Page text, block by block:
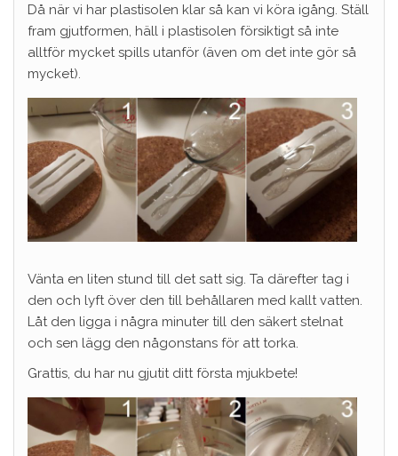
Då när vi har plastisolen klar så kan vi köra igång. Ställ
fram gjutformen, häll i plastisolen försiktigt så inte
alltför mycket spills utanför (även om det inte gör så
mycket).
Vänta en liten stund till det satt sig. Ta därefter tag i
den och lyft över den till behållaren med kallt vatten.
Låt den ligga i några minuter till den säkert stelnat
och sen lägg den någonstans för att torka.
Grattis, du har nu gjutit ditt första mjukbete!